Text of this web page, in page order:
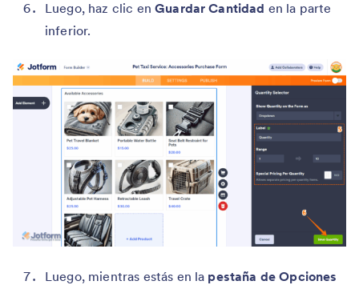
Luego, haz clic enGuardar Cantidad en la parte
inferior.
Luego, mientras estás en la pestaña de Opciones